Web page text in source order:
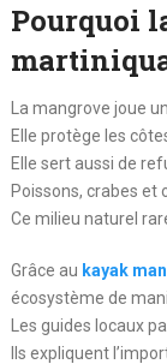
Pourquoi
La mangrove joue
Elle protège les
Elle sert aussi de
Poissons, crabes et
Ce milieu naturel
Grâce au kayak
écosystème de
Les guides locaux
Ils expliquent